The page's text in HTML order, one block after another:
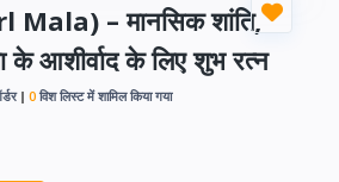
Mala) – मानसिक शांति,
के आशीर्वाद के लिए शुभ रत्न
0 विश लिस्ट में शामिल किया गया